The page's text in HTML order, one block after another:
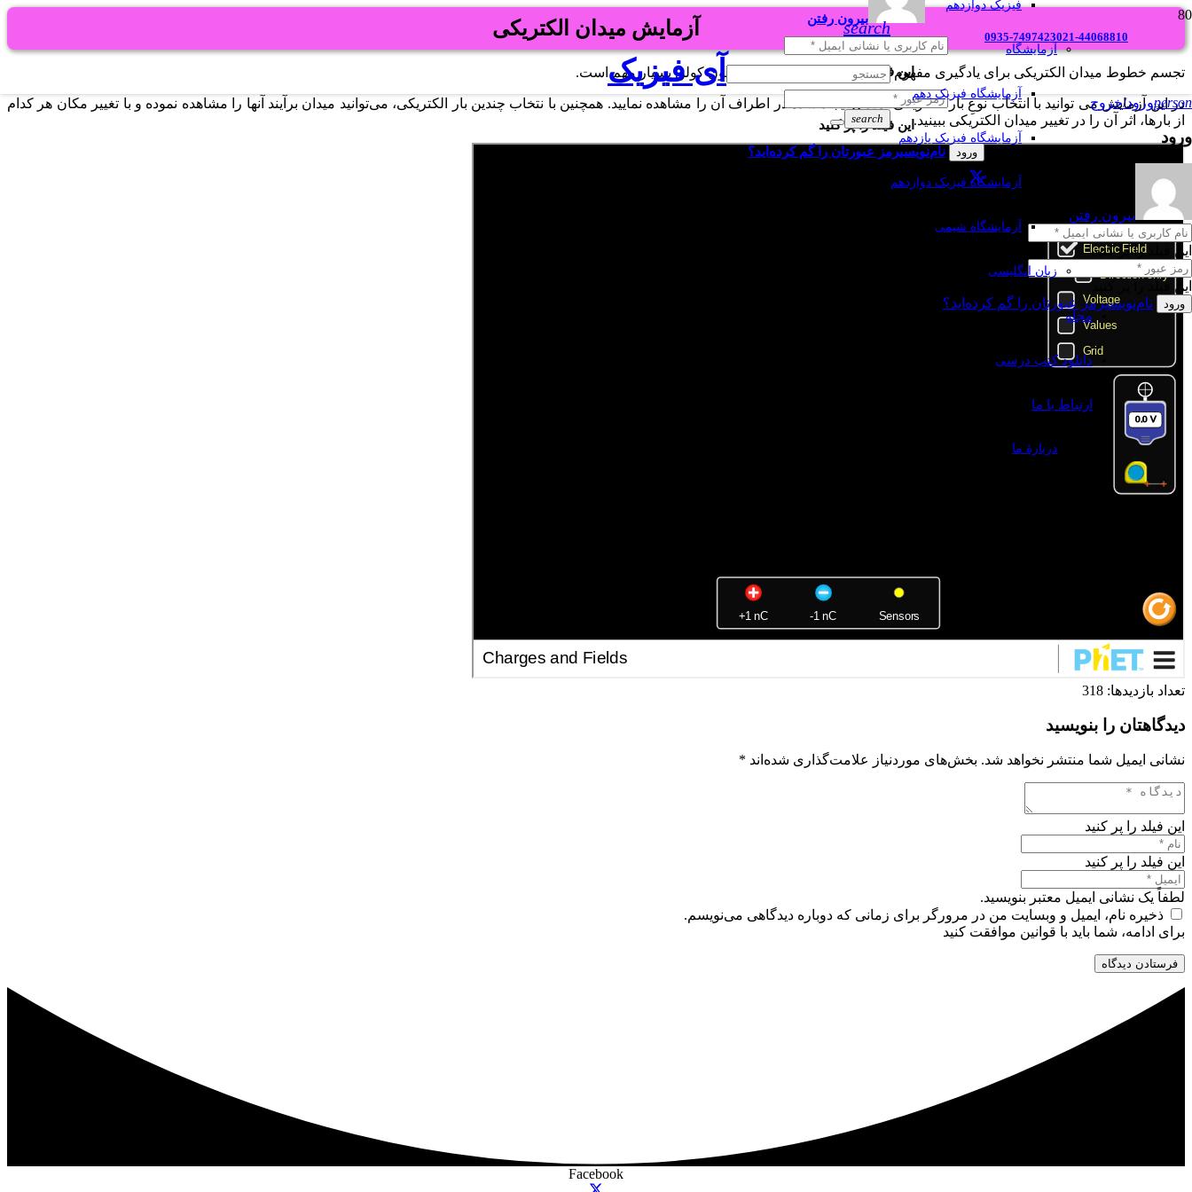
0935-7497423021-44068810
بیرون رفتن
این فیلد را پر کنید
این فیلد را پر کنید
ورود نام‌نویسیرمز عبورتان را گم کرده‌اید؟
فیزیک دوازدهم
آزمایشگاه
آزمایشگاه فیزیک دهم
آزمایشگاه فیزیک یازدهم
آزمایشگاه فیزیک دوازدهم
آزمایشگاه شیمی
زبان انگلیسی
مجله
دانلود کتب درسی
ارتباط با ما
دربارۀ ما
search
search
آی فیزیک
personورود/خروج
ورود
بیرون رفتن
این فیلد را پر کنید
این فیلد را پر کنید
ورود نام‌نویسیرمز عبورتان را گم کرده‌اید؟
آزمایش میدان الکتریکی
تجسم خطوط میدان الکتریکی برای یادگیری مفهوم میدان الکتریکی و همچنین قانون کولن بسیار مهم است.
در این آزمایش می توانید با انتخاب نوعِ بار الکتریکی، میدان ایجاد شده در اطراف آن را مشاهده نمایید. همچنین با نتخاب چندین بار الکتریکی، می‌توانید میدان برآیند آنها را مشاهده نموده و با تغییر مکان هر کدام
از بارها، اثر آن را در تغییر میدان الکتریکی ببینید.
تعداد بازدیدها: 318
دیدگاهتان را بنویسید
نشانی ایمیل شما منتشر نخواهد شد. بخش‌های موردنیاز علامت‌گذاری شده‌اند *
این فیلد را پر کنید
این فیلد را پر کنید
لطفاً یک نشانی ایمیل معتبر بنویسید.
ذخیره نام، ایمیل و وبسایت من در مرورگر برای زمانی که دوباره دیدگاهی می‌نویسم.
برای ادامه، شما باید با قوانین موافقت کنید
فرستادن دیدگاه
Facebook